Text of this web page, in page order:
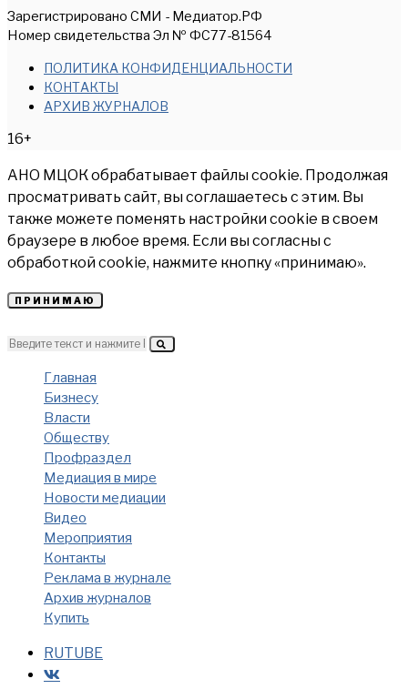
Зарегистрировано СМИ - Медиатор.РФ
Номер свидетельства Эл № ФС77-81564
ПОЛИТИКА КОНФИДЕНЦИАЛЬНОСТИ
КОНТАКТЫ
АРХИВ ЖУРНАЛОВ
16+
АНО МЦОК обрабатывает файлы cookie. Продолжая
просматривать сайт, вы соглашаетесь с этим. Вы
также можете поменять настройки cookie в своем
браузере в любое время. Если вы согласны с
обработкой cookie, нажмите кнопку «принимаю».
ПРИНИМАЮ
Главная
Бизнесу
Власти
Обществу
Профраздел
Медиация в мире
Новости медиации
Видео
Мероприятия
Контакты
Реклама в журнале
Архив журналов
Купить
RUTUBE